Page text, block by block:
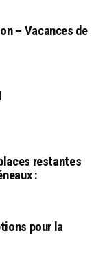
– Vacances de
restantes
:
pour la